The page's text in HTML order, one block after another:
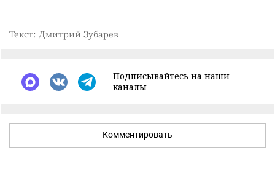
Текст: Дмитрий Зубарев
Подписывайтесь на наши
каналы
Комментировать